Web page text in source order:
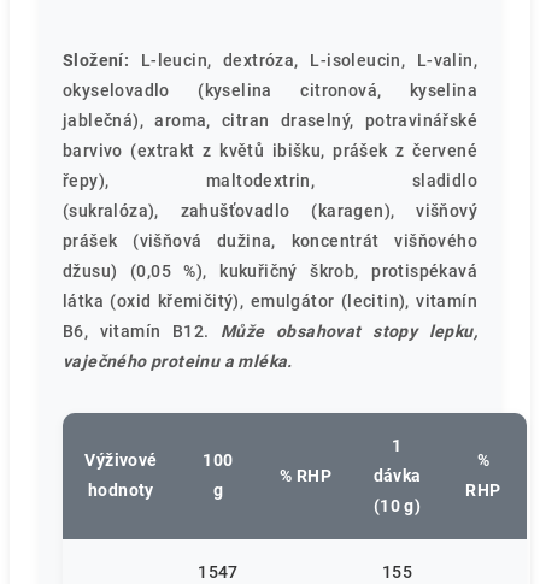
Složení: L-leucin, dextróza, L-isoleucin, L-valin,
okyselovadlo (kyselina citronová, kyselina
jablečná), aroma, citran draselný, potravinářské
barvivo (extrakt z květů ibišku, prášek z červené
řepy), maltodextrin, sladidlo
(sukralóza), zahušťovadlo (karagen), višňový
prášek (višňová dužina, koncentrát višňového
džusu) (0,05 %), kukuřičný škrob, protispékavá
látka (oxid křemičitý), emulgátor (lecitin), vitamín
B6, vitamín B12. Může obsahovat stopy lepku,
vaječného proteinu a mléka.
Výživové
hodnoty
100
g
% RHP
1
dávka
(10 g)
%
RHP
1547
155